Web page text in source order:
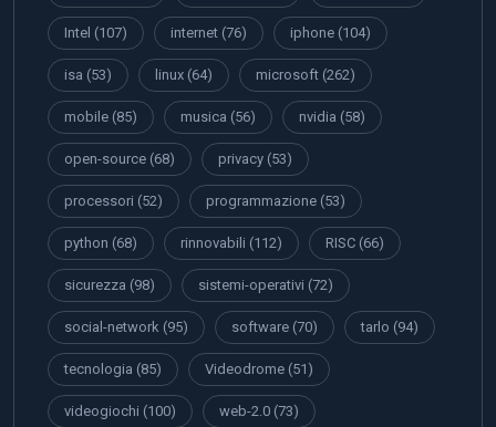
Intel (107) internet (76) iphone (104)
isa (53) linux (64) microsoft (262)
mobile (85) musica (56) nvidia (58)
open-source (68) privacy (53)
processori (52) programmazione (53)
python (68) rinnovabili (112) RISC (66)
sicurezza (98) sistemi-operativi (72)
social-network (95) software (70) tarlo (94)
tecnologia (85) Videodrome (51)
videogiochi (100) web-2.0 (73)